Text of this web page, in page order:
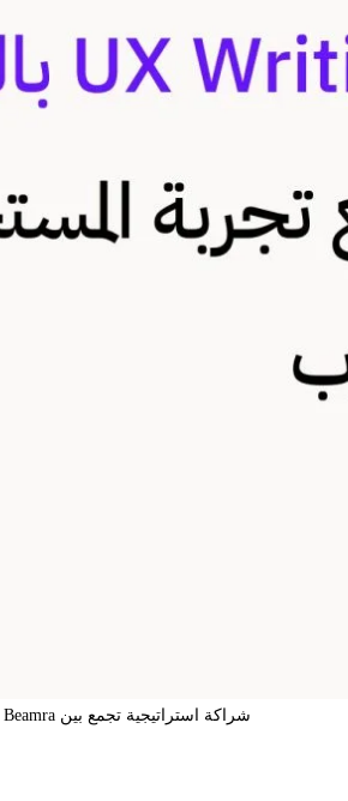
شراكة استراتيجية تجمع بين Beamra و UX Writing بالعربية